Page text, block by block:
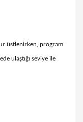
üstlenirken, program
ulaştığı seviye ile